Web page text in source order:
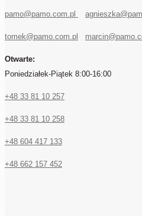
pamo@pamo.com.pl
tomek@pamo.com.pl
Otwarte:
Poniedziałek-Piątek 8:00-16:00
+48 33 81 10 257
+48 33 81 10 258
+48 604 417 133
+48 662 157 452